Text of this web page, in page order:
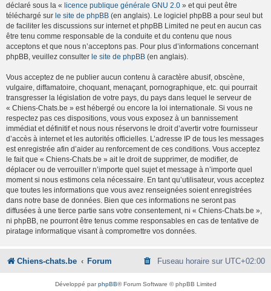
déclaré sous la « licence publique générale GNU 2.0 » et qui peut être
téléchargé sur le site de phpBB (en anglais). Le logiciel phpBB a pour seul but
de faciliter les discussions sur internet et phpBB Limited ne peut en aucun cas
être tenu comme responsable de la conduite et du contenu que nous
acceptons et que nous n’acceptons pas. Pour plus d’informations concernant
phpBB, veuillez consulter le site de phpBB (en anglais).
Vous acceptez de ne publier aucun contenu à caractère abusif, obscène,
vulgaire, diffamatoire, choquant, menaçant, pornographique, etc. qui pourrait
transgresser la législation de votre pays, du pays dans lequel le serveur de
« Chiens-Chats.be » est hébergé ou encore la loi internationale. Si vous ne
respectez pas ces dispositions, vous vous exposez à un bannissement
immédiat et définitif et nous nous réservons le droit d’avertir votre fournisseur
d’accès à internet et les autorités officielles. L’adresse IP de tous les messages
est enregistrée afin d’aider au renforcement de ces conditions. Vous acceptez
le fait que « Chiens-Chats.be » ait le droit de supprimer, de modifier, de
déplacer ou de verrouiller n’importe quel sujet et message à n’importe quel
moment si nous estimons cela nécessaire. En tant qu’utilisateur, vous acceptez
que toutes les informations que vous avez renseignées soient enregistrées
dans notre base de données. Bien que ces informations ne seront pas
diffusées à une tierce partie sans votre consentement, ni « Chiens-Chats.be »,
ni phpBB, ne pourront être tenus comme responsables en cas de tentative de
piratage informatique visant à compromettre vos données.
Chiens-chats.be Forum Fuseau horaire sur UTC+02:00
Développé parphpBB® Forum Software © phpBB Limited